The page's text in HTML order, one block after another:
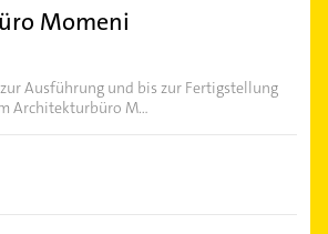
Momeni
Ausführung und bis zur Fertigstellung
Architekturbüro M...